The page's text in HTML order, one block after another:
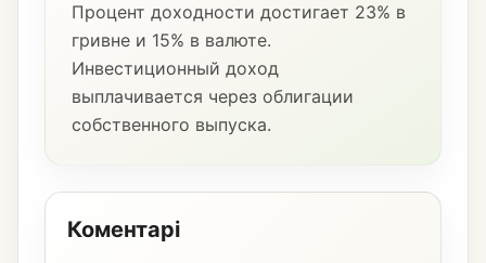
Процент доходности достигает 23% в
гривне и 15% в валюте.
Инвестиционный доход
выплачивается через облигации
собственного выпуска.
Коментарі